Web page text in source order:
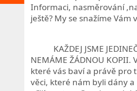
Informaci, nasměrování
ještě? My se snažíme Vám
KAŽDEJ JSME
NEMÁME ŽÁDNOU
které vás baví a právě pro
věci, které nám byli dány